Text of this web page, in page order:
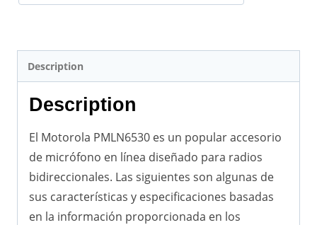
Description
Description
El Motorola PMLN6530 es un popular accesorio
de micrófono en línea diseñado para radios
bidireccionales. Las siguientes son algunas de
sus características y especificaciones basadas
en la información proporcionada en los